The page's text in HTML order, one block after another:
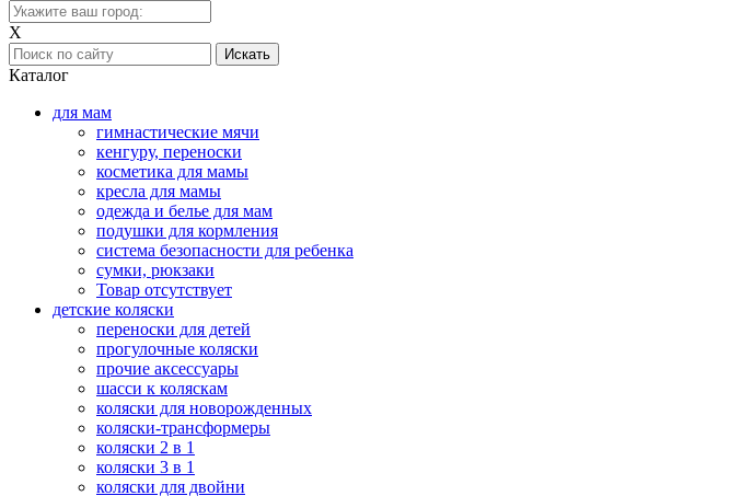
X
Каталог
для мам
гимнастические мячи
кенгуру, переноски
косметика для мамы
кресла для мамы
одежда и белье для мам
подушки для кормления
система безопасности для ребенка
сумки, рюкзаки
Товар отсутствует
детские коляски
переноски для детей
прогулочные коляски
прочие аксессуары
шасси к коляскам
коляски для новорожденных
коляски-трансформеры
коляски 2 в 1
коляски 3 в 1
коляски для двойни